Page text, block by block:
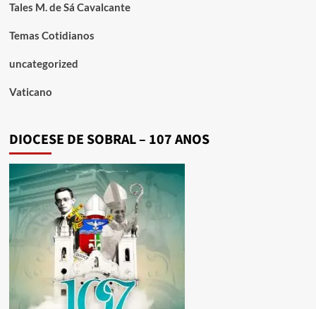
Tales M. de Sá Cavalcante
Temas Cotidianos
uncategorized
Vaticano
DIOCESE DE SOBRAL – 107 ANOS